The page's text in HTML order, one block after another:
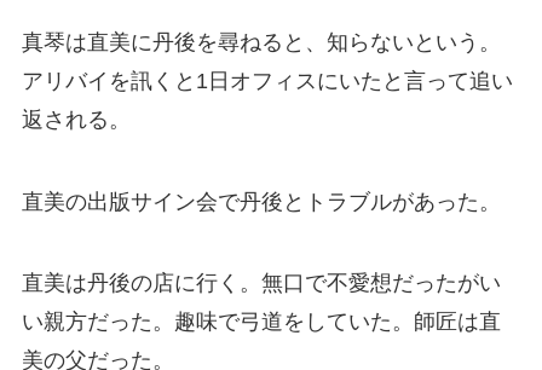
真琴は直美に丹後を尋ねると、知らないという。
アリバイを訊くと1日オフィスにいたと言って追い
返される。
直美の出版サイン会で丹後とトラブルがあった。
直美は丹後の店に行く。無口で不愛想だったがい
い親方だった。趣味で弓道をしていた。師匠は直
美の父だった。